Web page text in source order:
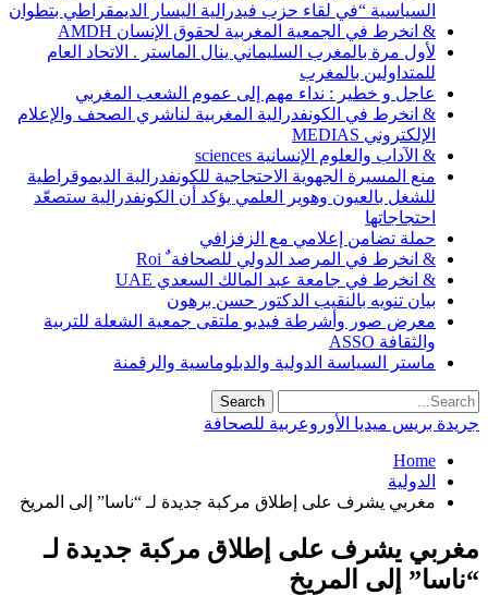
السياسية “في لقاء حزب فيدرالية اليسار الديمقراطي بتطوان
& انخرط في الجمعية المغربية لحقوق الإنسان AMDH
لأول مرة بالمغرب السليماني ينال الماستر . الاتحاد العام
للمتداولين بالمغرب
عاجل و خطير : نداء مهم إلى عموم الشعب المغربي
& انخرط في الكونفدرالية المغربية لناشري الصحف والإعلام
الإلكتروني MEDIAS
& الآداب والعلوم الإنسانية sciences
منع المسيرة الجهوية الاحتجاجية للكونفدرالية الديموقراطية
للشغل بالعيون وهوير العلمي يؤكد أن الكونفدرالية ستصعّد
احتجاجاتها
حملة تضامن إعلامي مع الزفزافي
& انخرط في المرصد الدولي للصحافة ٌ Roi
& انخرط في جامعة عبد المالك السعدي UAE
بيان تنويه بالنقيب الدكتور حسن برهون
معرض صور وأشرطة فيديو ملتقى جمعية الشعلة للتربية
والثقافة ASSO
ماستر السياسة الدولية والدبلوماسية والرقمنة
جريدة بريس ميديا الأوروعربية للصحافة
Home
الدولية
مغربي يشرف على إطلاق مركبة جديدة لـ “ناسا” إلى المريخ
مغربي يشرف على إطلاق مركبة جديدة لـ
“ناسا” إلى المريخ